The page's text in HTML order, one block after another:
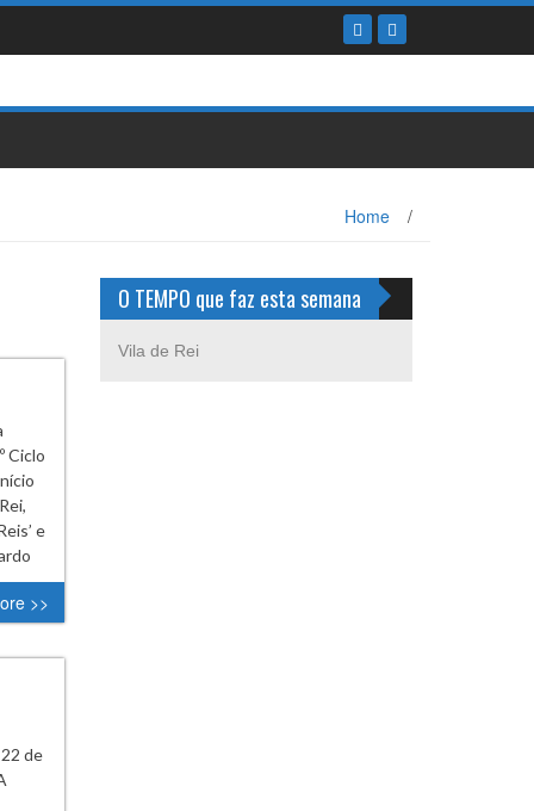
Home /
Ciclo
e
>>
de
O TEMPO que faz esta semana
Vila de Rei